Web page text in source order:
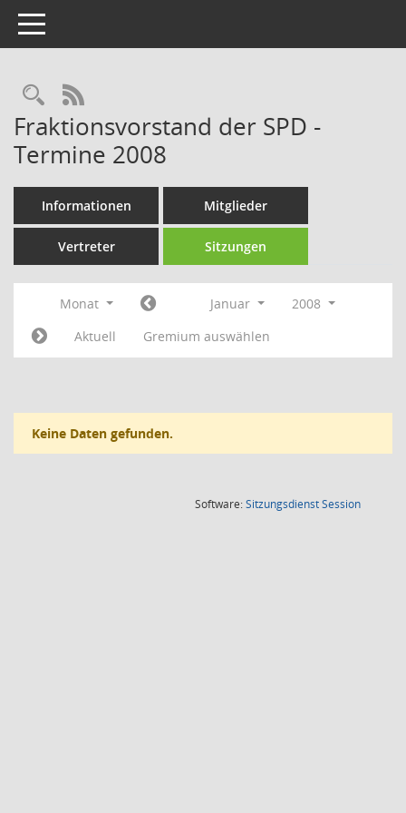
Toggle navigation
Rechercheauswahl
RSS-Feed
Fraktionsvorstand der SPD -
Termine 2008
Informationen Mitglieder
Vertreter Sitzungen
Monat Januar
2008
Aktuell
Gremium auswählen
Keine Daten gefunden.
Software:SitzungsdienstSession(Wird in